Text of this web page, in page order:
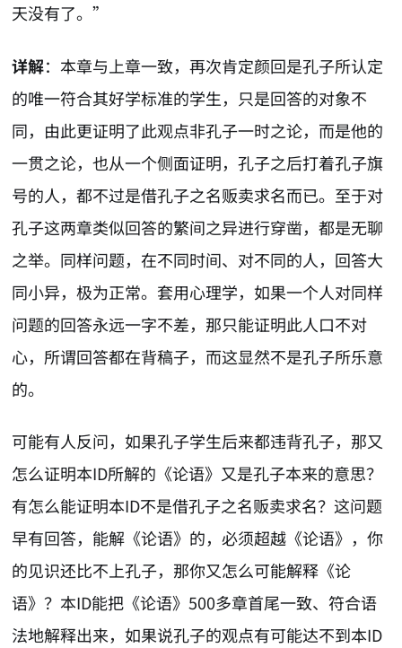
天没有了。”
详解：本章与上章一致，再次肯定颜回是孔子所认定
的唯一符合其好学标准的学生，只是回答的对象不
同，由此更证明了此观点非孔子一时之论，而是他的
一贯之论，也从一个侧面证明，孔子之后打着孔子旗
号的人，都不过是借孔子之名贩卖求名而已。至于对
孔子这两章类似回答的繁间之异进行穿凿，都是无聊
之举。同样问题，在不同时间、对不同的人，回答大
同小异，极为正常。套用心理学，如果一个人对同样
问题的回答永远一字不差，那只能证明此人口不对
心，所谓回答都在背稿子，而这显然不是孔子所乐意
的。
可能有人反问，如果孔子学生后来都违背孔子，那又
怎么证明本ID所解的《论语》又是孔子本来的意思？
有怎么能证明本ID不是借孔子之名贩卖求名？这问题
早有回答，能解《论语》的，必须超越《论语》，你
的见识还比不上孔子，那你又怎么可能解释《论
语》？本ID能把《论语》500多章首尾一致、符合语
法地解释出来，如果说孔子的观点有可能达不到本ID